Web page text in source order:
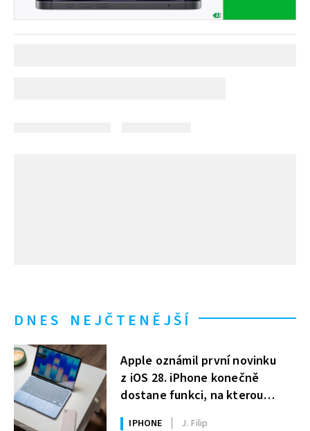
DNES NEJČTENĚJŠÍ
Apple oznámil první novinku
z iOS 28. iPhone konečně
dostane funkci, na kterou
uživatelé Windows čekají roky
IPHONE J. Filip